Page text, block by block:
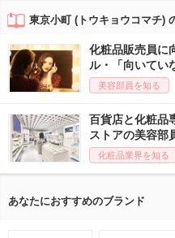
ことなどを対策し
うな印象を受けた
大切。
東京小町 (トウキョウコマチ)
化粧品販売員に
ル・「向いてい
美容部員を知る
百貨店と化粧品
ストアの美容部
♡化粧品業界を知る
あなたにおすすめのブランド